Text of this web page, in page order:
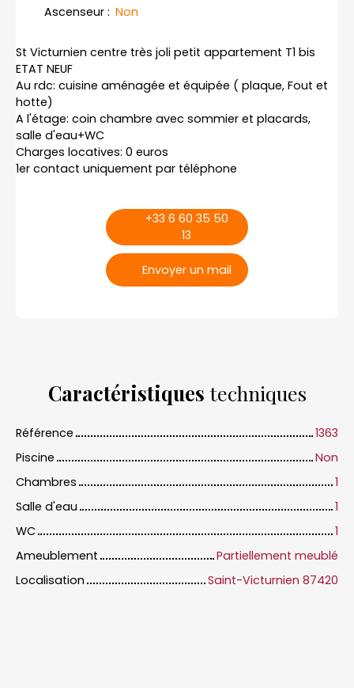
Ascenseur : Non
St Victurnien centre très joli petit appartement T1 bis
ETAT NEUF
Au rdc: cuisine aménagée et équipée ( plaque, Fout et
hotte)
A l'étage: coin chambre avec sommier et placards,
salle d'eau+WC
Charges locatives: 0 euros
1er contact uniquement par téléphone
+33 6 60 35 50
13
Envoyer un mail
Caractéristiques techniques
Référence
1363
Piscine
Non
Chambres
1
Salle d'eau
1
WC
1
Ameublement
Partiellement meublé
Localisation
Saint-Victurnien 87420